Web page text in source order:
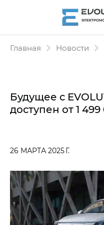
Главная Новости
Будущее с
доступен от 1
26 МАРТА 2025 Г.